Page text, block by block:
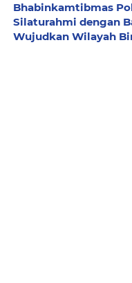
Bhabinkamtibmas
Silaturahmi dengan
Wujudkan Wilayah